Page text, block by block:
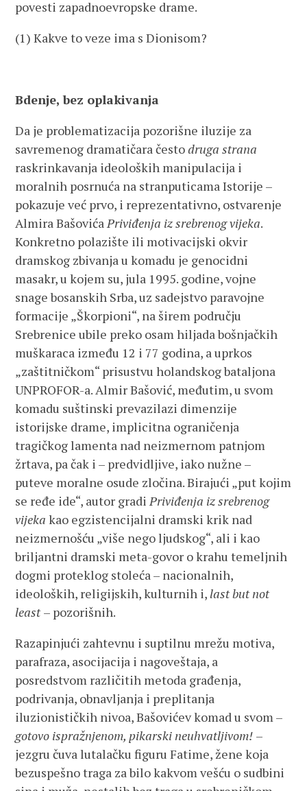
povesti zapadnoevropske drame.
(1) Kakve to veze ima s Dionisom?
Bdenje, bez oplakivanja
Da je problematizacija pozorišne iluzije za
savremenog dramatičara čestodruga strana
raskrinkavanja ideoloških manipulacija i
moralnih posrnuća na stranputicama Istorije –
pokazuje već prvo, i reprezentativno, ostvarenje
Almira BašovićaPriviđenja iz srebrenog vijeka.
Konkretno polazište ili motivacijski okvir
dramskog zbivanja u komadu je genocidni
masakr, u kojem su, jula 1995. godine, vojne
snage bosanskih Srba, uz sadejstvo paravojne
formacije „Škorpioni“, na širem području
Srebrenice ubile preko osam hiljada bošnjačkih
muškaraca između 12 i 77 godina, a uprkos
„zaštitničkom“ prisustvu holandskog bataljona
UNPROFOR-a. Almir Bašović, međutim, u svom
komadu suštinski prevazilazi dimenzije
istorijske drame, implicitna ograničenja
tragičkog lamenta nad neizmernom patnjom
žrtava, pa čak i – predvidljive, iako nužne –
puteve moralne osude zločina. Birajući „put kojim
se ređe ide“, autor gradiPriviđenja iz srebrenog
vijekakao egzistencijalni dramski krik nad
neizmernošću „više nego ljudskog“, ali i kao
briljantni dramski meta-govor o krahu temeljnih
dogmi proteklog stoleća – nacionalnih,
ideoloških, religijskih, kulturnih i, last but not
least– pozorišnih.
Razapinjući zahtevnu i suptilnu mrežu motiva,
parafraza, asocijacija i nagoveštaja, a
posredstvom različitih metoda građenja,
podrivanja, obnavljanja i preplitanja
iluzionističkih nivoa, Bašovićev komad u svom –
gotovo ispražnjenom, pikarski neuhvatljivom! –
jezgru čuva lutalačku figuru Fatime, žene koja
bezuspešno traga za bilo kakvom vešću o sudbini